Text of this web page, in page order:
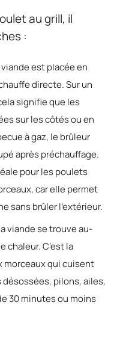
au grill, il
:
viande est placée en
directe. Sur un
signifie que les
sur les côtés ou en
à gaz, le brûleur
après préchauffage.
pour les poulets
car elle permet
sans brûler l’extérieur.
viande se trouve au-
chaleur. C’est la
morceaux qui cuisent
pilons, ailes,
30 minutes ou moins